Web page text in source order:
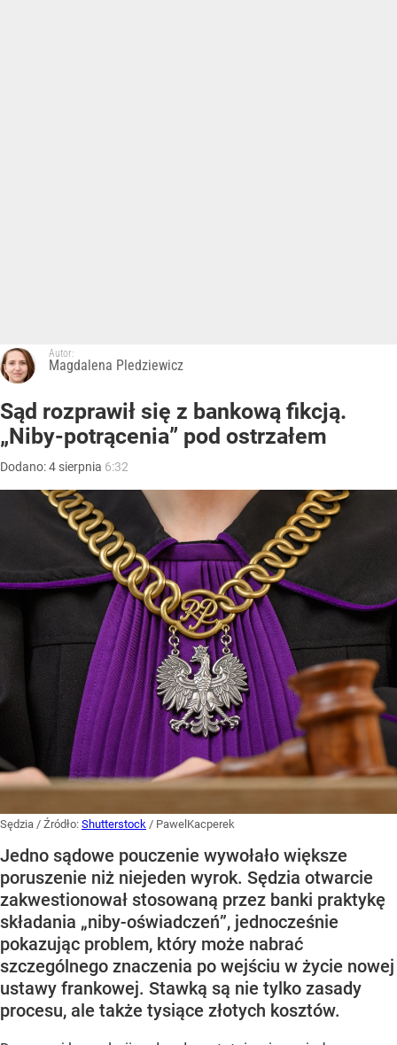
Autor:
Magdalena Pledziewicz
Sąd rozprawił się z bankową fikcją.
„Niby-potrącenia” pod ostrzałem
Dodano:4 sierpnia 6:32
Sędzia / Źródło: Shutterstock / PawelKacperek
Jedno sądowe pouczenie wywołało większe
poruszenie niż niejeden wyrok. Sędzia otwarcie
zakwestionował stosowaną przez banki praktykę
składania „niby-oświadczeń”, jednocześnie
pokazując problem, który może nabrać
szczególnego znaczenia po wejściu w życie nowej
ustawy frankowej. Stawką są nie tylko zasady
procesu, ale także tysiące złotych kosztów.